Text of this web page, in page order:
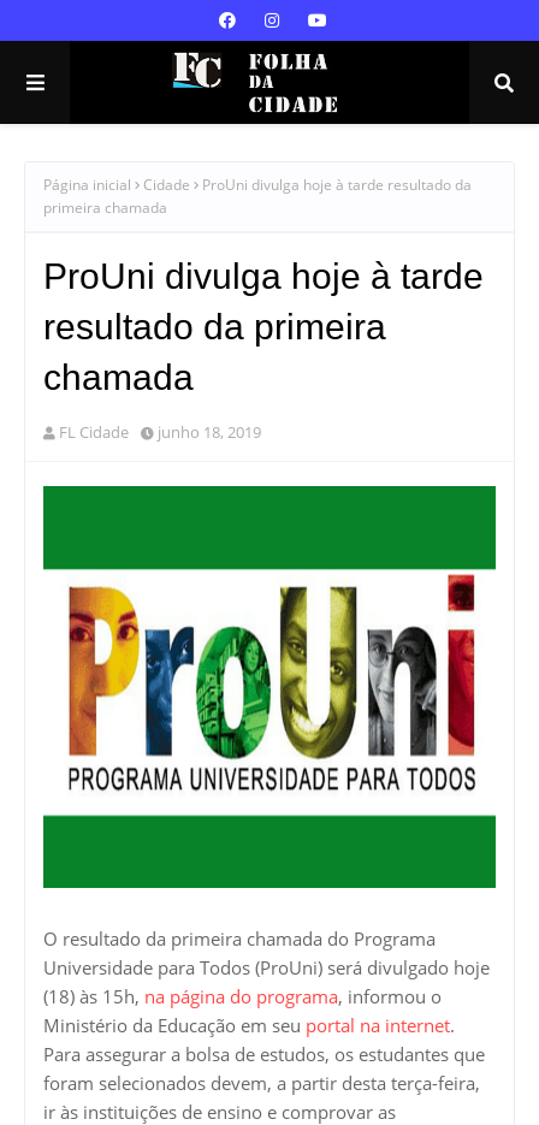
Página inicial Cidade
ProUni divulga hoje à tarde resultado da
primeira chamada
ProUni divulga hoje à tarde
resultado da primeira
chamada
FL Cidade junho 18, 2019
O resultado da primeira chamada do Programa
Universidade para Todos (ProUni) será divulgado hoje
(18) às 15h, na página do programa, informou o
Ministério da Educação em seu portal na internet.
Para assegurar a bolsa de estudos, os estudantes que
foram selecionados devem, a partir desta terça-feira,
ir às instituições de ensino e comprovar as